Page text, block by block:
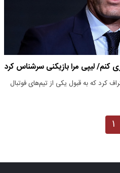
کنم/ لیپی مرا بازیکنی سرشناس کرد
کرد که به قبول یکی از تیم‌های فوتبال
۱